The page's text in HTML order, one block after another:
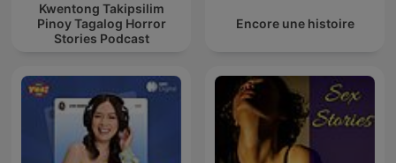
Kwentong Takipsilim
Pinoy Tagalog Horror
Stories Podcast
Encore une histoire